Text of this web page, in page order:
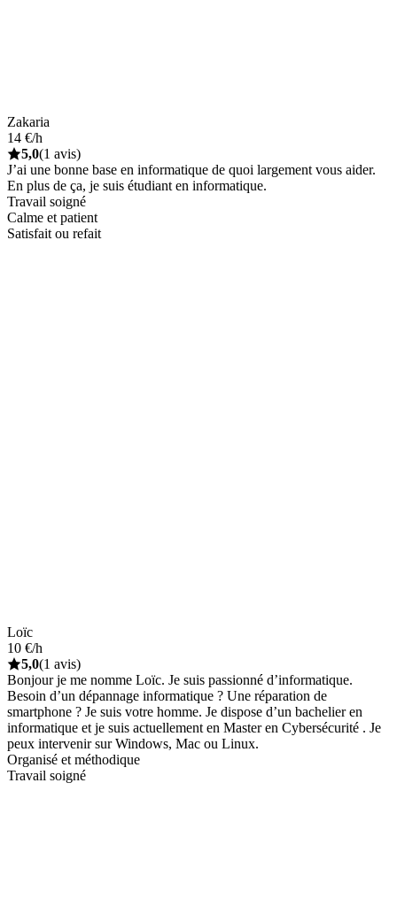
Zakaria
14 €/h
5,0(1 avis)
J’ai une bonne base en informatique de quoi largement vous aider.
En plus de ça, je suis étudiant en informatique.
Travail soigné
Calme et patient
Satisfait ou refait
Loïc
10 €/h
5,0(1 avis)
Bonjour je me nomme Loïc. Je suis passionné d’informatique.
Besoin d’un dépannage informatique ? Une réparation de
smartphone ? Je suis votre homme. Je dispose d’un bachelier en
informatique et je suis actuellement en Master en Cybersécurité . Je
peux intervenir sur Windows, Mac ou Linux.
Organisé et méthodique
Travail soigné